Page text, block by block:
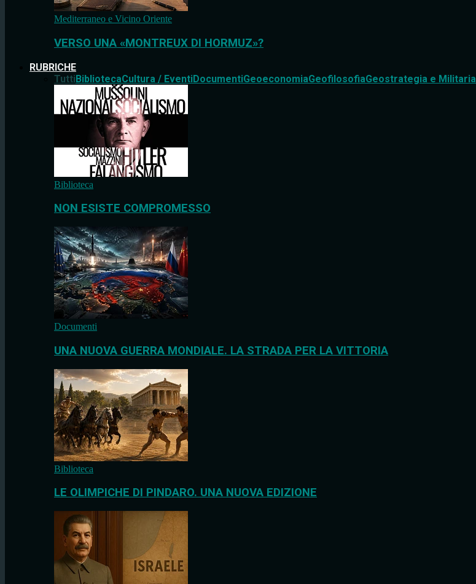
Mediterraneo e Vicino Oriente
VERSO UNA «MONTREUX DI HORMUZ»?
RUBRICHE
TuttiBibliotecaCultura / EventiDocumentiGeoeconomiaGeofilosofiaGeostrategia e Militaria
Biblioteca
NON ESISTE COMPROMESSO
Documenti
UNA NUOVA GUERRA MONDIALE. LA STRADA PER LA VITTORIA
Biblioteca
LE OLIMPICHE DI PINDARO. UNA NUOVA EDIZIONE